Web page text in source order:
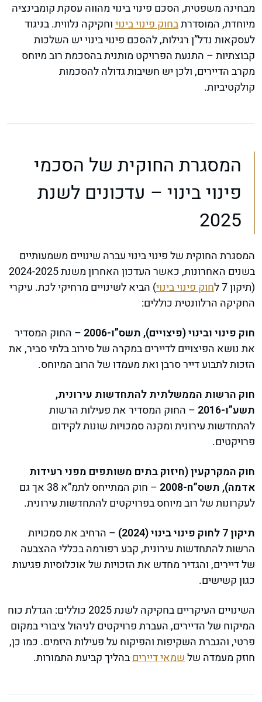
מבחינה משפטית, הסכם פינוי בינוי מהווה עסקת קומבינציה
מיוחדת, המוסדרתבחוק פינוי בינויוחקיקה נלווית. בניגוד
לעסקאות נדל”ן רגילות, להסכם פינוי בינוי יש השלכות
קבוצתיות – התנעת הפרויקט מותנית בהסכמת רוב מיוחס
מקרב הדיירים, ולכן יש חשיבות גדולה להסכמות
קולקטיביות.
המסגרת החוקית של הסכמי
פינוי בינוי – עדכונים לשנת
2025
המסגרת החוקית של פינוי בינוי עברה שינויים משמעותיים
בשנים האחרונות, כאשר העדכון האחרון משנת 2024-2025
(תיקון 7 ל
חוק פינוי בינוי) הביא לשינויים מרחיקי לכת. עיקרי
החקיקה הרלוונטית כוללים:
חוק פינוי ובינוי (פיצויים), תשס”ו-2006
– החוק המסדיר
את נושא הפיצויים לדיירים במקרה של סירוב בלתי סביר, את
הזכות לתבוע דייר סרבן ואת מעמדו של הרוב המיוחס.
חוק הרשות הממשלתית להתחדשות עירונית,
תשע”ו-2016
– החוק המסדיר את פעילות הרשות
להתחדשות עירונית ומקנה סמכויות שונות לקידום
פרויקטים.
חוק המקרקעין (חיזוק בתים משותפים מפני רעידות
אדמה), תשס”ח-2008
– חוק המתייחס לתמ”א 38 אך גם
לעקרונות של רוב מיוחס בפרויקטים להתחדשות עירונית.
תיקון 7 לחוק פינוי בינוי (2024)
– הרחיב את סמכויות
הרשות להתחדשות עירונית, קבע רפורמה בכללי ההצבעה
של דיירים, והגדיר מחדש את הזכויות של אוכלוסיות פגיעות
כגון קשישים.
השינויים העיקריים בחקיקה לשנת 2025 כוללים: הגדלת כוח
המיקוח של הדיירים, העברת פרויקטים לניהול ציבורי במקום
פרטי, והגברת השקיפות והפיקוח על פעילות היזמים. כמו כן,
חוזק מעמדה שלשמאי דייריםבהליך קביעת התמורות.